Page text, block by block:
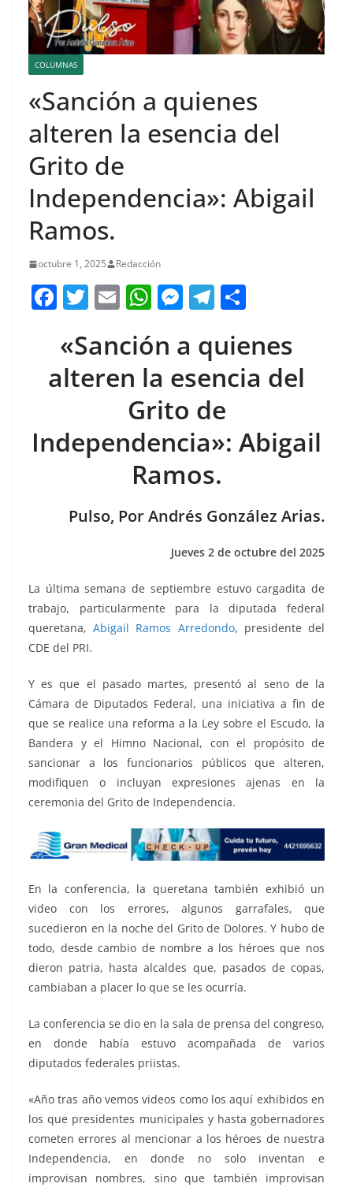
COLUMNAS
«Sanción a quienes
alteren la esencia del
Grito de
Independencia»: Abigail
Ramos.
octubre 1, 2025 Redacción
F
c
e
b
o
T
itt
er
E
ai
l
W
at
s
A
p
p
M
ss
e
n
g
er
T
e
gr
a
m
m
p
ar
«Sanción a quienes
alteren la esencia del
Grito de
Independencia»: Abigail
Ramos.
Pulso, Por Andrés González Arias.
Jueves 2 de octubre del 2025
La última semana de septiembre estuvo cargadita de
trabajo, particularmente para la diputada federal
queretana,Abigail Ramos Arredondo, presidente del
CDE del PRI.
Y es que el pasado martes, presentó al seno de la
Cámara de Diputados Federal, una iniciativa a fin de
que se realice una reforma a la Ley sobre el Escudo, la
Bandera y el Himno Nacional, con el propósito de
sancionar a los funcionarios públicos que alteren,
modifiquen o incluyan expresiones ajenas en la
ceremonia del Grito de Independencia.
En la conferencia, la queretana también exhibió un
video con los errores, algunos garrafales, que
sucedieron en la noche del Grito de Dolores. Y hubo de
todo, desde cambio de nombre a los héroes que nos
dieron patria, hasta alcaldes que, pasados de copas,
cambiaban a placer lo que se les ocurría.
La conferencia se dio en la sala de prensa del congreso,
en donde había estuvo acompañada de varios
diputados federales priistas.
«Año tras año vemos videos como los aquí exhibidos en
los que presidentes municipales y hasta gobernadores
cometen errores al mencionar a los héroes de nuestra
Independencia, en donde no solo inventan e
improvisan nombres, sino que también improvisan